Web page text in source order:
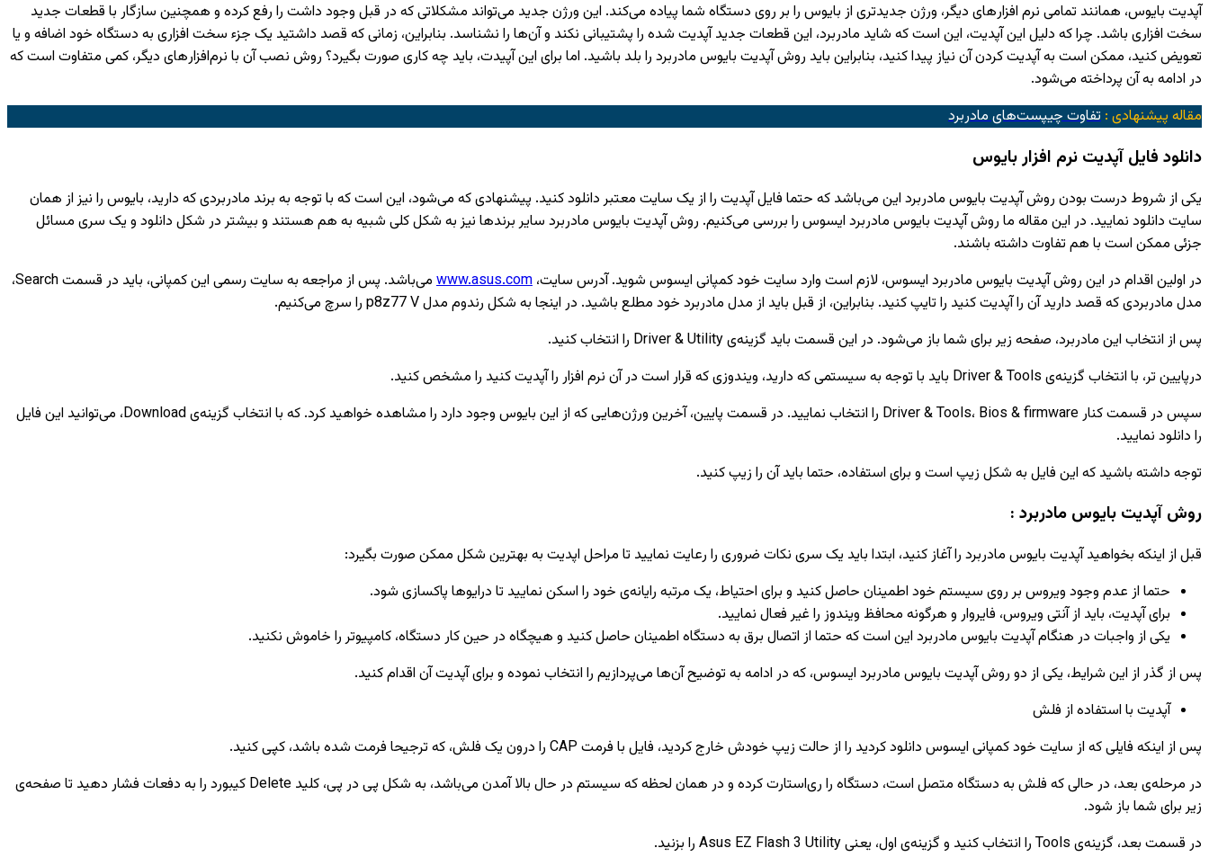
آپدیت بایوس، همانند تمامی نرم افزار‌های دیگر، ورژن جدیدتری از بایوس را بر روی دستگاه شما پیاده می‌کند. این ورژن جدید می‌تواند مشکلاتی که در قبل وجود داشت را رفع کرده و همچنین سازگار با قطعات جدید
سخت افزاری باشد. چرا که دلیل این آپدیت، این است که شاید مادربرد، این قطعات جدید آپدیت شده را پشتیبانی نکند و آن‌ها را نشناسد. بنابراین، زمانی که قصد داشتید یک جزء سخت افزاری به دستگاه خود اضافه و یا
تعویض کنید، ممکن است به آپدیت کردن آن نیاز پیدا کنید، بنابراین باید روش آپدیت بایوس مادربرد را بلد باشید. اما برای این آپیدت، باید چه کاری صورت بگیرد؟ روش نصب آن با نرم‌افزار‌های دیگر، کمی متفاوت است که
در ادامه به آن پرداخته می‌شود.
مقاله پیشنهادی : تفاوت چیپست‌های مادربرد
دانلود فایل آپدیت نرم افزار بایوس
یکی از شروط درست بودن روش آپدیت بایوس مادربرد این می‌باشد که حتما فایل آپدیت را از یک سایت معتبر دانلود کنید. پیشنهادی که می‌شود، این است که با توجه به برند مادربردی که دارید، بایوس را نیز از همان
سایت دانلود نمایید. در این مقاله ما روش آپدیت بایوس مادربرد ایسوس را بررسی می‌کنیم. روش آپدیت بایوس مادربرد سایر برند‌ها نیز به شکل کلی شبیه به هم هستند و بیشتر در شکل دانلود و یک سری مسائل
جزئی ممکن است با هم تفاوت داشته باشند.
در اولین اقدام در این روش آپدیت بایوس مادربرد ایسوس، لازم است وارد سایت خود کمپانی ایسوس شوید. آدرس سایت، www.asus.com
می‌باشد. پس از مراجعه به سایت رسمی این کمپانی، باید در قسمت Search،
مدل مادربردی که قصد دارید آن را آپدیت کنید را تایپ کنید. بنابراین، از قبل باید از مدل مادربرد خود مطلع باشید. در اینجا به شکل رندوم مدل p8z77 V را سرچ می‌کنیم.
پس از انتخاب این مادربرد، صفحه زیر برای شما باز می‌شود. در این قسمت باید گزینه‌ی Driver & Utility را انتخاب کنید.
درپایین تر، با انتخاب گزینه‌ی Driver & Tools باید با توجه به سیستمی که دارید، ویندوزی که قرار است در آن نرم افزار را آپدیت کنید را مشخص کنید.
سپس در قسمت کنار Driver & Tools، Bios & firmware را انتخاب نمایید. در قسمت پایین، آخرین ورژن‌هایی که از این بایوس وجود دارد را مشاهده خواهید کرد. که با انتخاب گزینه‌ی Download، می‌توانید این فایل
را دانلود نمایید.
توجه داشته باشید که این فایل به شکل زیپ است و برای استفاده، حتما باید آن را زیپ کنید.
روش آپدیت بایوس مادربرد :
قبل از اینکه بخواهید آپدیت بایوس مادربرد را آغاز کنید، ابتدا باید یک سری نکات ضروری را رعایت نمایید تا مراحل اپدیت به بهترین شکل ممکن صورت بگیرد:
حتما از عدم وجود ویروس بر روی سیستم خود اطمینان حاصل کنید و برای احتیاط، یک مرتبه رایانه‌ی خود را اسکن نمایید تا درایو‌ها پاکسازی شود.
برای آپدیت، باید از آنتی ویروس، فایروار و هرگونه محافظ ویندوز را غیر فعال نمایید.
یکی از واجبات در هنگام آپدیت بایوس مادربرد این است که حتما از اتصال برق به دستگاه اطمینان حاصل کنید و هیچگاه در حین کار دستگاه، کامپیوتر را خاموش نکنید.
پس از گذر از این شرایط، یکی از دو روش آپدیت بایوس مادربرد ایسوس، که در ادامه به توضیح آن‌ها می‌پردازیم را انتخاب نموده و برای آپدیت آن اقدام کنید.
آپدیت با استفاده از فلش
پس از اینکه فایلی که از سایت خود کمپانی ایسوس دانلود کردید را از حالت زیپ خودش خارج کردید، فایل با فرمت CAP را درون یک فلش، که ترجیحا فرمت شده باشد، کپی کنید.
در مرحله‌ی بعد، در حالی که فلش به دستگاه متصل است، دستگاه را ری‌استارت کرده و در همان لحظه که سیستم در حال بالا آمدن می‌باشد، به شکل پی در پی، کلید Delete کیبورد را به دفعات فشار دهید تا صفحه‌ی
زیر برای شما باز شود.
در قسمت بعد، گزینه‌ی Tools را انتخاب کنید و گزینه‌ی اول، یعنی Asus EZ Flash 3 Utility را بزنید.